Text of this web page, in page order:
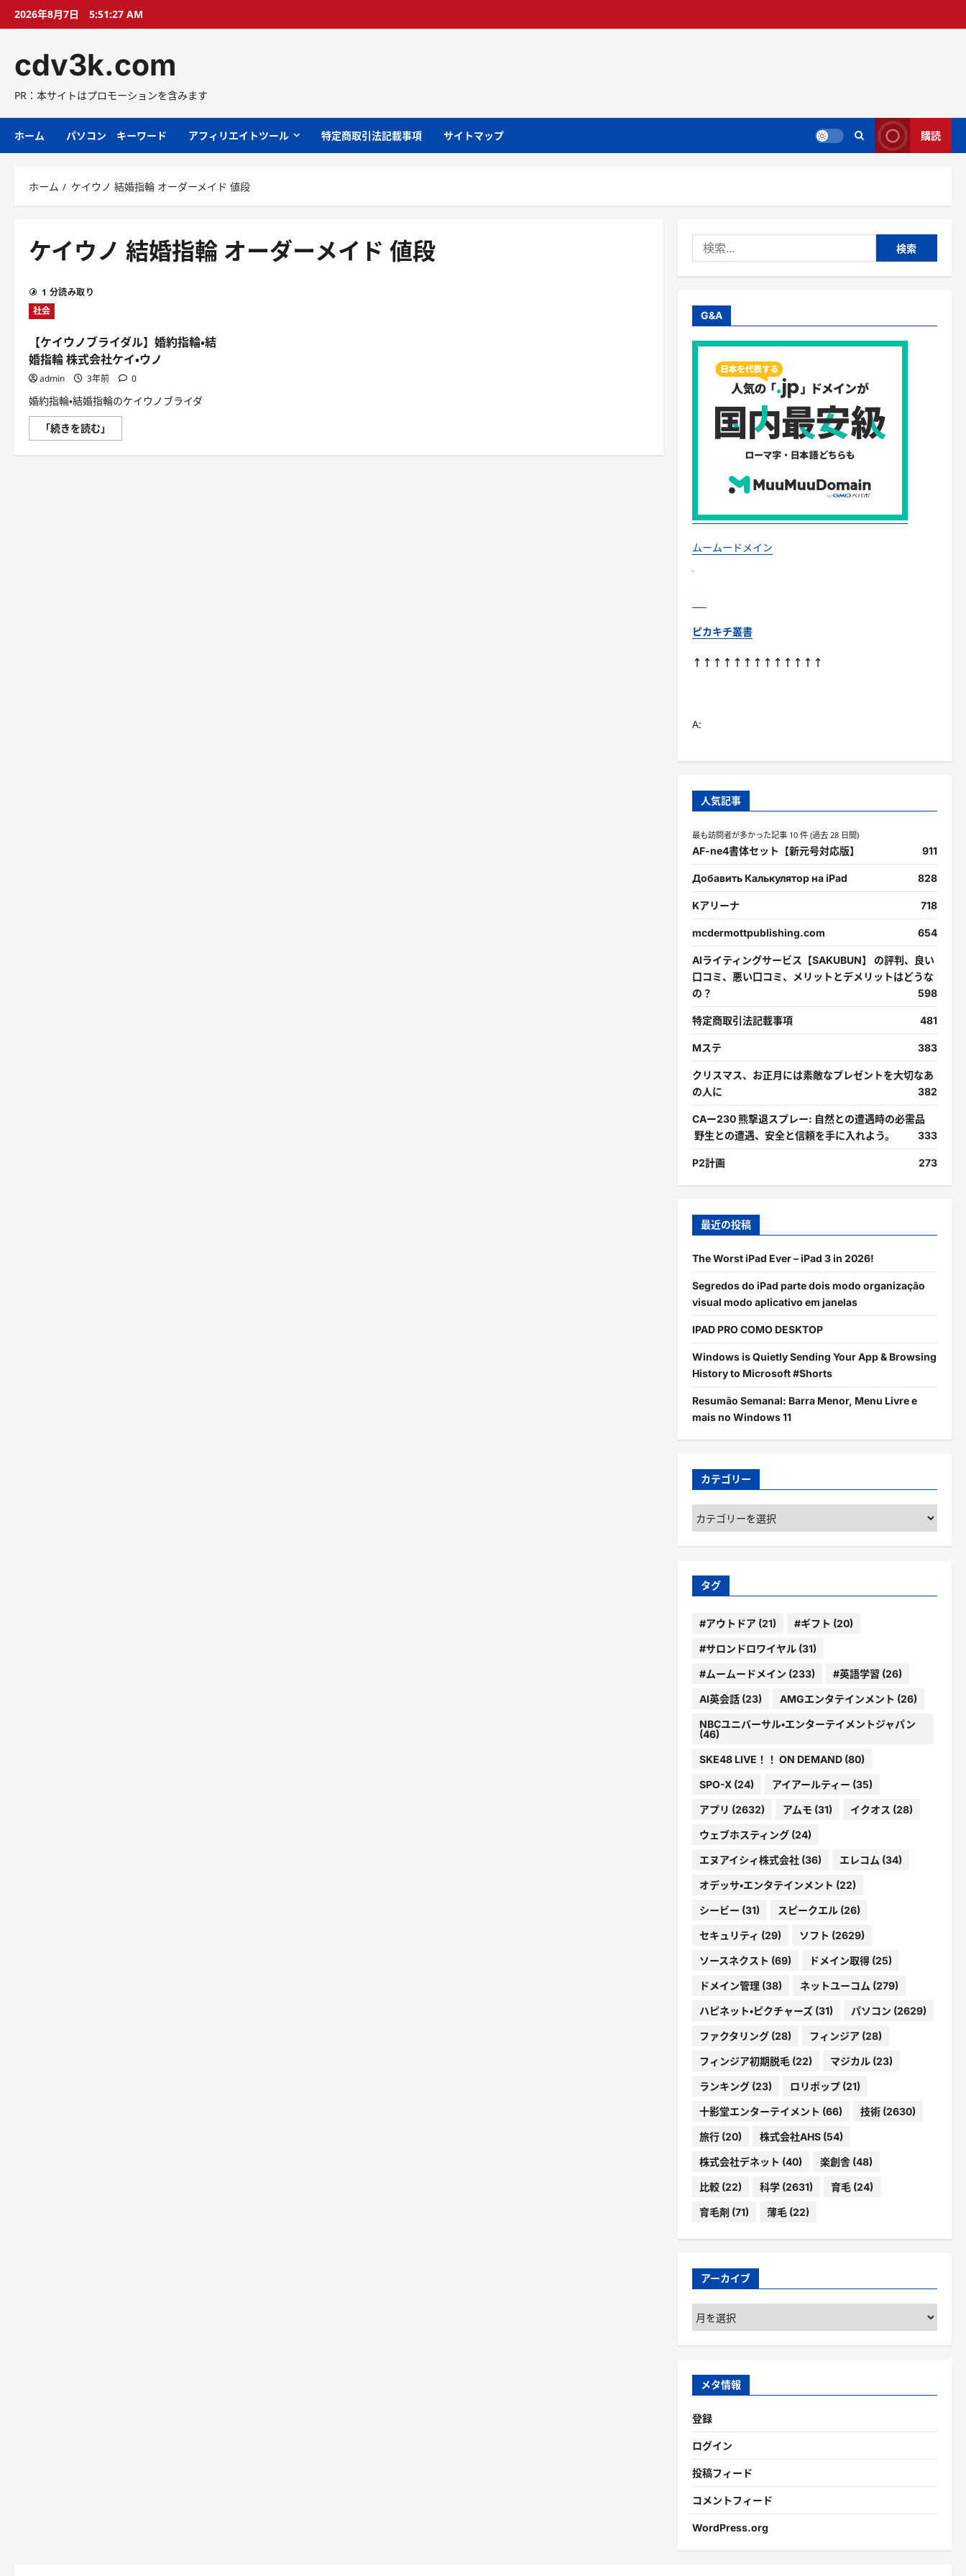
プ
2026年8月7日 5:51:28 AM
cdv3k.com
PR：本サイトはプロモーションを含みます
ホーム パソコン キーワード アフィリエイトツール 特定商取引法記載事項 サイトマップ 購読
ホーム ケイウノ 結婚指輪 オーダーメイド 値段
ケイウノ 結婚指輪 オーダーメイド 値段
1 分読み取り
社会
【ケイウノブライダル】婚約指輪・結
婚指輪 株式会社ケイ・ウノ
admin 3年前 0
婚約指輪・結婚指輪のケイウノブライダ
「続きを読む」
イ
ノ
索:
G&A
ムームードメイン
ピカキチ叢書
↑↑↑↑↑↑↑↑↑↑↑↑↑
A:
人気記事
最も訪問者が多かった記事 10 件 (過去 28 日間)
AF-ne4書体セット【新元号対応版】 911
Добавить Калькулятор на iPad 828
Kアリーナ 718
mcdermottpublishing.com 654
AIライティングサービス【SAKUBUN】 の評判、良い
口コミ、悪い口コミ、メリットとデメリットはどうな
の？
598
特定商取引法記載事項 481
Mステ 383
クリスマス、お正月には素敵なプレゼントを大切なあ
の人に
382
CAー230 熊撃退スプレー: 自然との遭遇時の必需品
野生との遭遇、安全と信頼を手に入れよう。
333
P2計画 273
最近の投稿
The Worst iPad Ever – iPad 3 in 2026!
Segredos do iPad parte dois modo organização
visual modo aplicativo em janelas
IPAD PRO COMO DESKTOP
Windows is Quietly Sending Your App & Browsing
History to Microsoft #Shorts
Resumão Semanal: Barra Menor, Menu Livre e
mais no Windows 11
カテゴリー
カ
テ
ゴ
ー
タグ
#アウトドア(21) #ギフト (20)
#サロンドロワイヤル(31)
#ムームードメイン (233) #英語学習 (26)
AI英会話(23) AMGエンタテインメント (26)
NBCユニバーサル・エンターテイメントジャパン
(46)
SKE48 LIVE！！ ON DEMAND(80)
SPO-X(24) アイアールティー (35)
アプリ (2632) アムモ (31) イクオス (28)
ウェブホスティング(24)
エヌアイシィ株式会社(36) エレコム (34)
オデッサ・エンタテインメント (22)
シービー (31) スピークエル(26)
セキュリティ (29) ソフト (2629)
ソースネクスト (69) ドメイン取得(25)
ドメイン管理(38) ネットユーコム (279)
ハピネット・ピクチャーズ(31) パソコン (2629)
ファクタリング(28) フィンジア(28)
フィンジア初期脱毛(22) マジカル(23)
ランキング(23) ロリポップ(21)
十影堂エンターテイメント (66) 技術(2630)
旅行(20) 株式会社AHS(54)
株式会社デネット (40) 楽創舎(48)
比較(22) 科学(2631) 育毛(24)
育毛剤 (71) 薄毛(22)
アーカイブ
ア
ー
カ
ブ
メタ情報
登録
ログイン
投稿フィード
コメントフィード
WordPress.org